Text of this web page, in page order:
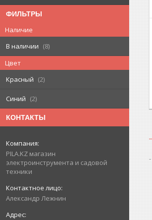
ФИЛЬТРЫ
Наличие
В наличии
8
Цвет
Красный
2
Синий 2
КОНТАКТЫ
PILA.KZ магазин
электроинструмента и садовой
техники
Александр Лежнин